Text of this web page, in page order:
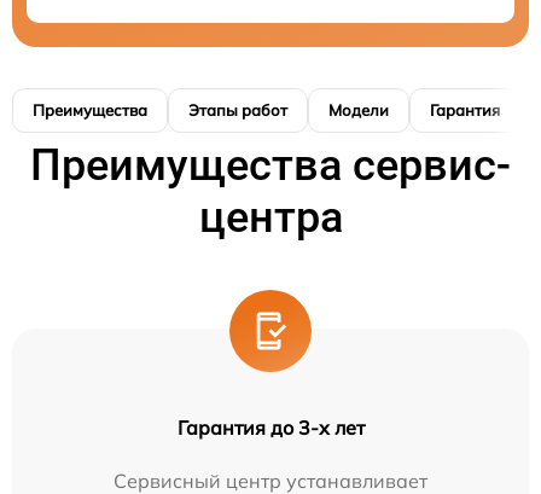
Преимущества Этапы работ Модели Гарантия
Преимущества сервис-
центра
Гарантия до 3-х лет
Сервисный центр устанавливает